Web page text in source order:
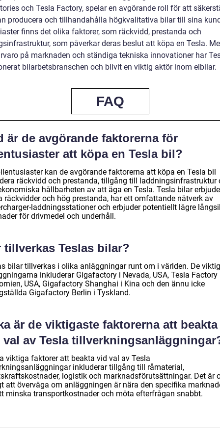
och Tesla Factory, spelar en avgörande roll för att
producera och tillhandahålla högkvalitativa bilar till sina
finns det olika faktorer, som räckvidd, prestanda och
som påverkar deras beslut att köpa en Tesla.
på marknaden och ständiga tekniska innovationer har
bilarbetsbranschen och blivit en viktig aktör inom elbilar.
FAQ
är de avgörande faktorerna för
att köpa en Tesla bil?
kan de avgörande faktorerna att köpa en Tesla bil
räckvidd och prestanda, tillgång till laddningsinfrastruktur
hållbarheten av att äga en Tesla. Tesla bilar
räckvidder och hög prestanda, har ett omfattande nätverk av
laddningsstationer och erbjuder potentiellt lägre
för drivmedel och underhåll.
tillverkas Teslas bilar?
bilar tillverkas i olika anläggningar runt om i världen. De
inkluderar Gigafactory i Nevada, USA, Tesla Factory
USA, Gigafactory Shanghai i Kina och den ännu icke
Gigafactory Berlin i Tyskland.
är de viktigaste faktorerna att beakta
val av Tesla
viktiga faktorer att beakta vid val av Tesla
inkluderar tillgång till råmaterial,
logistik och marknadsförutsättningar. Det är
att överväga om anläggningen är nära den specifika
minska transportkostnader och möta efterfrågan snabbt.